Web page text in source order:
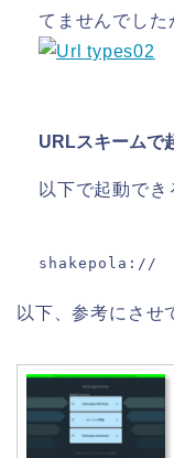
てませんでした
URLスキームで
以下で起動でき
shakepola://
以下、参考にさせ